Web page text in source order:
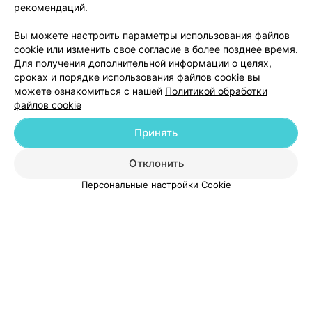
широкий ассортимент и уют в салоне.
Отзывы
Добавить компанию
рекомендаций.
Вы можете настроить параметры использования файлов
cookie или изменить свое согласие в более позднее время.
Для получения дополнительной информации о целях,
сроках и порядке использования файлов cookie вы
можете ознакомиться с нашей Политикой обработки
файлов cookie
Отклонить
Принять
Персональные настройки Cookie